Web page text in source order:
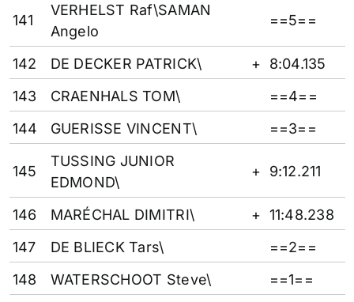
141
VERHELST Raf\SAMAN
Angelo
==5==
142 DE DECKER PATRICK\ +
8:04.135
143
CRAENHALS TOM\
==4==
144
GUERISSE VINCENT\ ==3==
145
TUSSING JUNIOR
EDMOND\
+ 9:12.211
146 MARÉCHAL DIMITRI\ + 11:48.238
147
DE BLIECK Tars\
==2==
148
WATERSCHOOT Steve\ ==1==